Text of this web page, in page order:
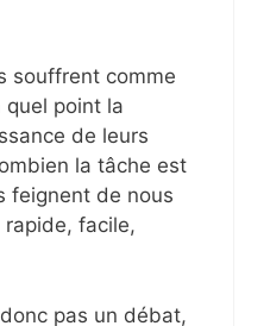
souffrent comme
point la
de leurs
la tâche est
feignent de nous
facile,
pas un débat,